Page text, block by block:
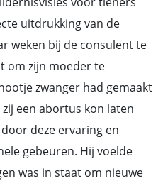
uitdrukking van de
weken bij de consulent te
om zijn moeder te
zwanger had gemaakt
een abortus kon laten
deze ervaring en
gebeuren. Hij voelde
was in staat om nieuwe